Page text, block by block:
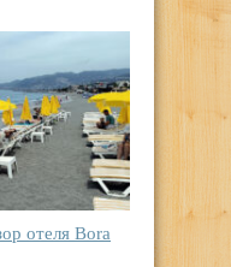
отеля Bora